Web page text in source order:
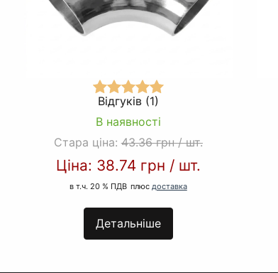
Відгуків (1)
В наявності
Стара ціна:43.36 грн /шт.
Ціна: 38.74 грн / шт.
в т.ч. 20 % ПДВ плюс доставка
Детальніше